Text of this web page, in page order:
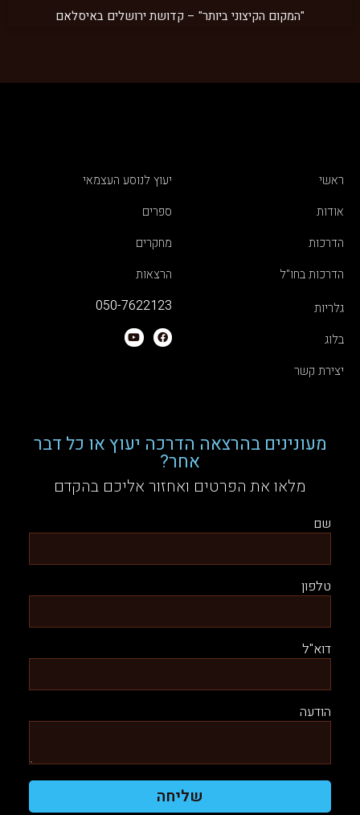
"המקום הקיצוני ביותר" – קדושת ירושלים באיסלאם
ראשי
אודות
הדרכות
הדרכות בחו"ל
יעוץ לנוסע העצמאי
ספרים
מחקרים
הרצאות
גלריות
בלוג
יצירת קשר
050-7622123
מעונינים בהרצאה הדרכה יעוץ או כל דבר
אחר?
מלאו את הפרטים ואחזור אליכם בהקדם
שם
טלפון
דוא"ל
הודעה
שליחה